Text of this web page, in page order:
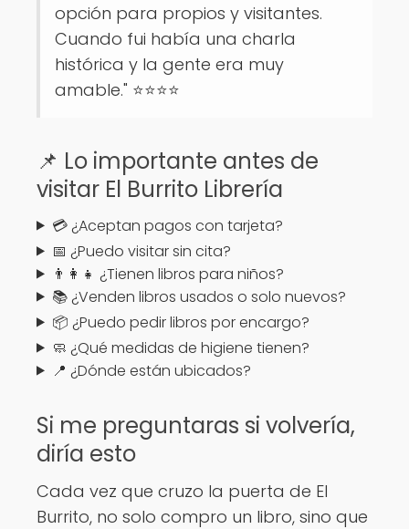
opción para propios y visitantes.
Cuando fui había una charla
histórica y la gente era muy
amable." ⭐⭐⭐⭐
📌 Lo importante antes de
visitar El Burrito Librería
💳 ¿Aceptan pagos con tarjeta?
📅 ¿Puedo visitar sin cita?
👨‍👩‍👧 ¿Tienen libros para niños?
📚 ¿Venden libros usados o solo nuevos?
📦 ¿Puedo pedir libros por encargo?
🧼 ¿Qué medidas de higiene tienen?
📍 ¿Dónde están ubicados?
Si me preguntaras si volvería,
diría esto
Cada vez que cruzo la puerta de El
Burrito, no solo compro un libro, sino que